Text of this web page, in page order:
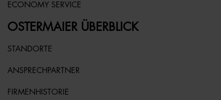
ECONOMY SERVICE
OSTERMAIER ÜBERBLICK
STANDORTE
ANSPRECHPARTNER
FIRMENHISTORIE